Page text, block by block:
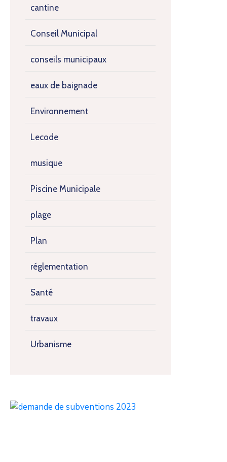
cantine
Conseil Municipal
conseils municipaux
eaux de baignade
Environnement
Lecode
musique
Piscine Municipale
plage
Plan
réglementation
Santé
travaux
Urbanisme